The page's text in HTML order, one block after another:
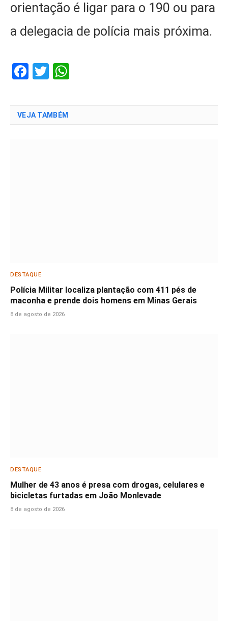
orientação é ligar para o 190 ou para
a delegacia de polícia mais próxima.
Facebook
Twitter
VEJA TAMBÉM
DESTAQUE
Polícia Militar localiza plantação com 411 pés de
maconha e prende dois homens em Minas Gerais
8 de agosto de 2026
DESTAQUE
Mulher de 43 anos é presa com drogas, celulares e
bicicletas furtadas em João Monlevade
8 de agosto de 2026